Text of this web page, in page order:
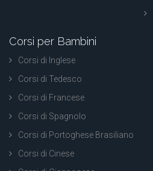
Corsi per Bambini
Corsi di Inglese
Corsi di Tedesco
Corsi di Francese
Corsi di Spagnolo
Corsi di Portoghese Brasiliano
Corsi di Cinese